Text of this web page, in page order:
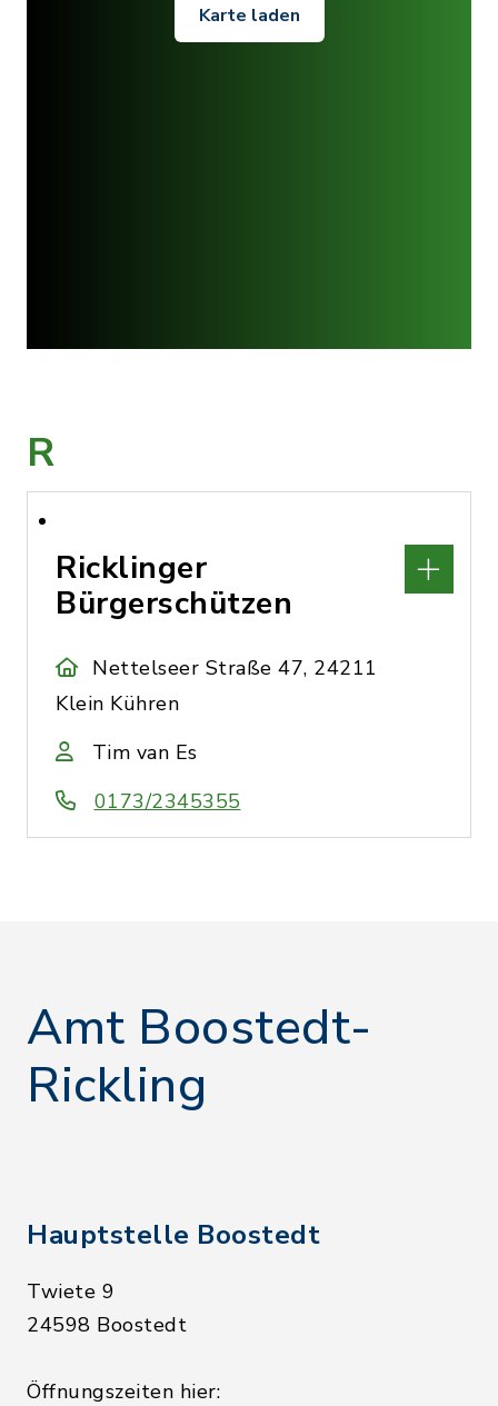
Karte laden
R
Ricklinger
Bürgerschützen
Nettelseer Straße 47, 24211
Klein Kühren
Tim van Es
0173/2345355
Amt Boostedt-
Rickling
Hauptstelle Boostedt
Twiete 9
24598 Boostedt
Öffnungszeiten hier: